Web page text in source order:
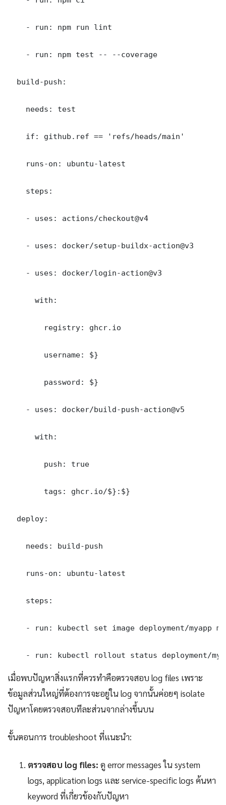
    - run: npm run lint
    - run: npm test -- --coverage
  build-push:
    needs: test
    if: github.ref == 'refs/heads/main'
    runs-on: ubuntu-latest
    steps:
    - uses: actions/checkout@v4
    - uses: docker/setup-buildx-action@v3
    - uses: docker/login-action@v3
      with:
        registry: ghcr.io
        username: $}
        password: $}
    - uses: docker/build-push-action@v5
      with:
        push: true
        tags: ghcr.io/$}:$}
  deploy:
    needs: build-push
    runs-on: ubuntu-latest
    steps:
- run: kubectl set image deployment/myapp
- run: kubectl rollout status deployment/
เมื่อพบปัญหาสิ่งแรกที่ควรทำคือตรวจสอบ log files เพราะ
ข้อมูลส่วนใหญ่ที่ต้องการจะอยู่ใน log จากนั้นค่อยๆ isolate
ปัญหาโดยตรวจสอบทีละส่วนจากล่างขึ้นบน
ขั้นตอนการ troubleshoot ที่แนะนำ:
ตรวจสอบ log files: ดู error messages ใน system
logs, application logs และ service-specific logs ค้นหา
keyword ที่เกี่ยวข้องกับปัญหา